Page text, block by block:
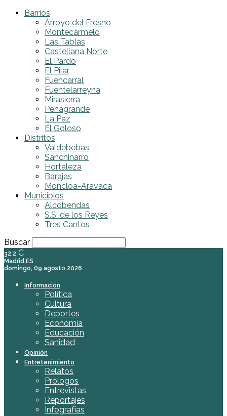
Barrios
Arroyo del Fresno
Montecarmelo
Las Tablas
Castellana Norte
El Pardo
El Pilar
Fuencarral
Fuentelarreyna
Mirasierra
Peñagrande
La Paz
El Goloso
Distritos
Valdebebas
Sanchinarro
Hortaleza
Barajas
Moncloa-Aravaca
Municipios
Alcobendas
S.S. de los Reyes
Tres Cantos
Buscar
32.2 C
Madrid,ES
domingo, 09 agosto 2026
Información
Política
Cultura
Deportes
Economía
Educación
Sanidad
Opinión
Entretenimiento
Relatos
Prólogos
Entrevistas
Reportajes
Infografías